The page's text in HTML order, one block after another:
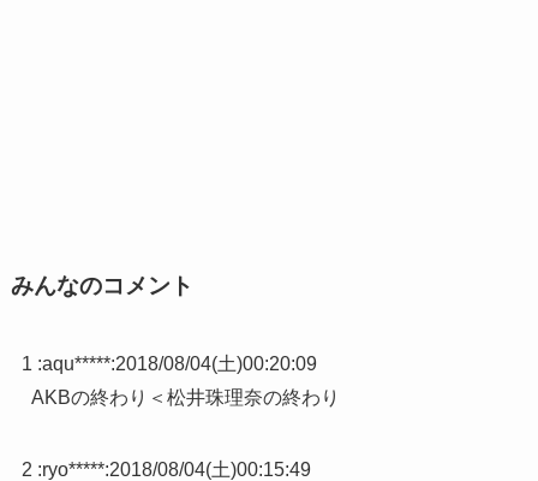
みんなのコメント
1 :aqu*****:2018/08/04(土)00:20:09
AKBの終わり＜松井珠理奈の終わり
2 :ryo*****:2018/08/04(土)00:15:49